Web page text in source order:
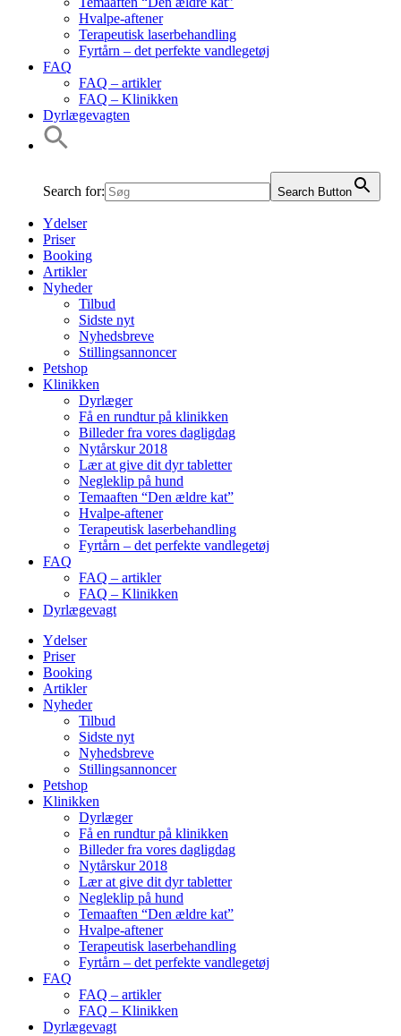
Hvalpe-aftener
Terapeutisk laserbehandling
Fyrtårn – det perfekte vandlegetøj
FAQ
FAQ – artikler
FAQ – Klinikken
Dyrlægevagten
Search for: Search Button
Ydelser
Priser
Booking
Artikler
Nyheder
Tilbud
Sidste nyt
Nyhedsbreve
Stillingsannoncer
Petshop
Klinikken
Dyrlæger
Få en rundtur på klinikken
Billeder fra vores dagligdag
Nytårskur 2018
Lær at give dit dyr tabletter
Negleklip på hund
Temaaften “Den ældre kat”
Hvalpe-aftener
Terapeutisk laserbehandling
Fyrtårn – det perfekte vandlegetøj
FAQ
FAQ – artikler
FAQ – Klinikken
Dyrlægevagt
Ydelser
Priser
Booking
Artikler
Nyheder
Tilbud
Sidste nyt
Nyhedsbreve
Stillingsannoncer
Petshop
Klinikken
Dyrlæger
Få en rundtur på klinikken
Billeder fra vores dagligdag
Nytårskur 2018
Lær at give dit dyr tabletter
Negleklip på hund
Temaaften “Den ældre kat”
Hvalpe-aftener
Terapeutisk laserbehandling
Fyrtårn – det perfekte vandlegetøj
FAQ
FAQ – artikler
FAQ – Klinikken
Dyrlægevagt